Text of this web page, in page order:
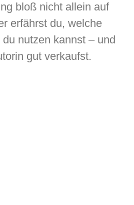
bloß nicht allein auf
erfährst du, welche
nutzen kannst – und
gut verkaufst.